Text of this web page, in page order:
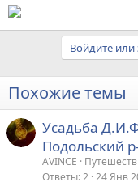
Войдите или
Похожие темы
Усадьба
Подольский
AVINCE
Ответы 2 24 Янв